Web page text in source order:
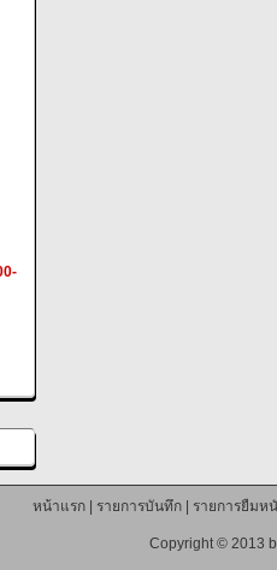
หน้าแรก| รายการบันทึก| รายการยืมห
Copyright © 2013